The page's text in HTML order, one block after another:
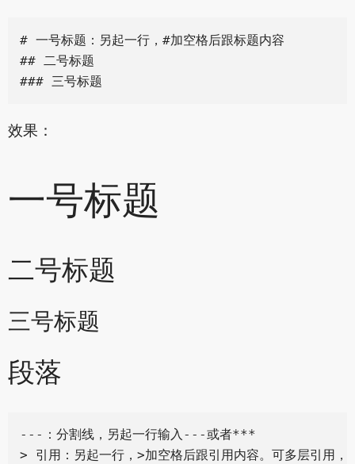
# 一号标题：另起一行，#加空格后跟标题内容
## 二号标题
效果：
一号标题
二号标题
三号标题
段落
---：分割线，另起一行输入---或者***
> 引用：另起一行，>加空格后跟引用内容。可多层引用，